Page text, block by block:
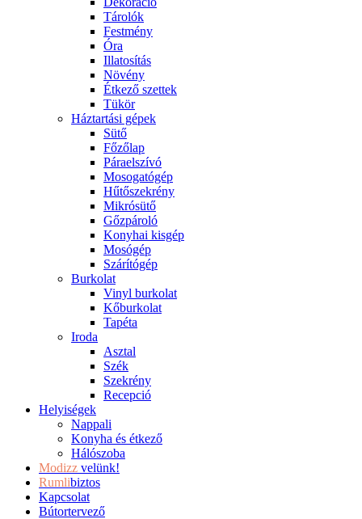
Tárolók
Festmény
Óra
Illatosítás
Növény
Étkező szettek
Tükör
Háztartási gépek
Sütő
Főzőlap
Páraelszívó
Mosogatógép
Hűtőszekrény
Mikrósütő
Gőzpároló
Konyhai kisgép
Mosógép
Szárítógép
Burkolat
Vinyl burkolat
Kőburkolat
Tapéta
Iroda
Asztal
Szék
Szekrény
Recepció
Helyiségek
Nappali
Konyha és étkező
Hálószoba
Modizz velünk!
Rumlibiztos
Kapcsolat
Bútortervező